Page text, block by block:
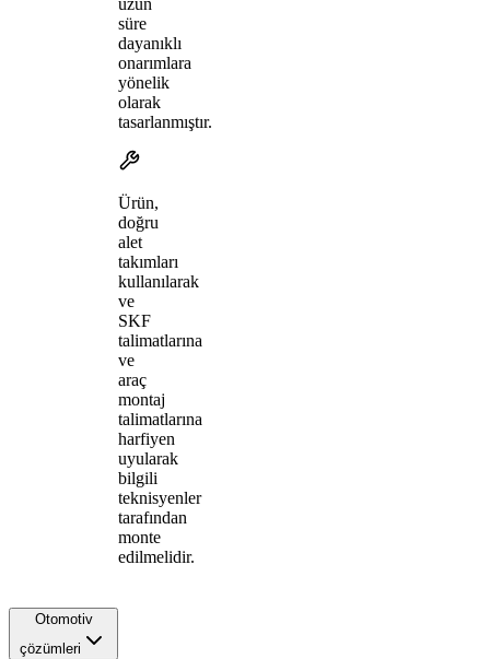
süre
dayanıklı
onarımlara
yönelik
olarak
tasarlanmıştır.
Ürün,
doğru
alet
takımları
kullanılarak
ve
SKF
talimatlarına
ve
araç
montaj
talimatlarına
harfiyen
uyularak
bilgili
teknisyenler
tarafından
monte
edilmelidir.
Otomotiv
çözümleri